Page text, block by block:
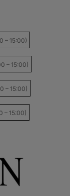
– 15:00)
– 15:00)
– 15:00)
– 15:00)